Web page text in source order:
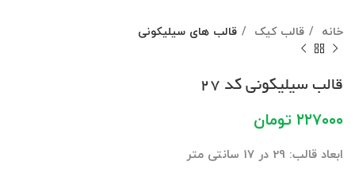
خانه قالب کیک قالب های سیلیکونی
قالب سیلیکونی کد 27
۲۲۷۰۰۰ تومان
ابعاد قالب: 29 در 17 سانتی متر